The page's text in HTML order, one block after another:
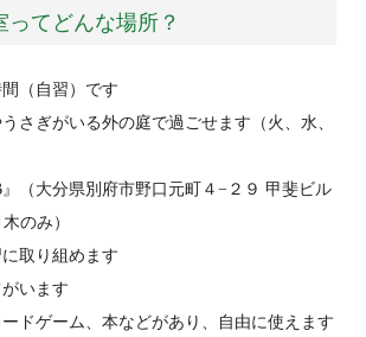
ってどんな場所？
（自習）です
さぎがいる外の庭で過ごせます（火、水、
（大分県別府市野口元町４−２９ 甲斐ビル
のみ）
取り組めます
います
ドゲーム、本などがあり、自由に使えます